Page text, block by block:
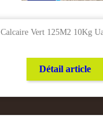
Calcaire Vert 125M2 10Kg
Détail article